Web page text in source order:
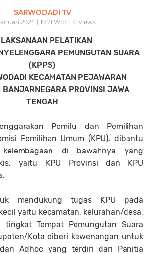
SARWODADI TV
2024 | 19.21 WIB | 0Views
PELATIKAN
PEMUNGUTAN SUARA
(KPPS)
KECAMATAN PEJAWARAN
BANJARNEGARA PROVINSI JAWA
TENGAH
Pemilu dan Pemilihan
Pemilihan Umum (KPU), dibantu
di bawahnya yang
yaitu KPU Provinsi dan KPU
mendukung tugas KPU pada
yaitu kecamatan, kelurahan/desa,
tingkat Tempat Pemungutan Suara
Kota diberi kewenangan untuk
Adhoc yang terdiri dari Panitia